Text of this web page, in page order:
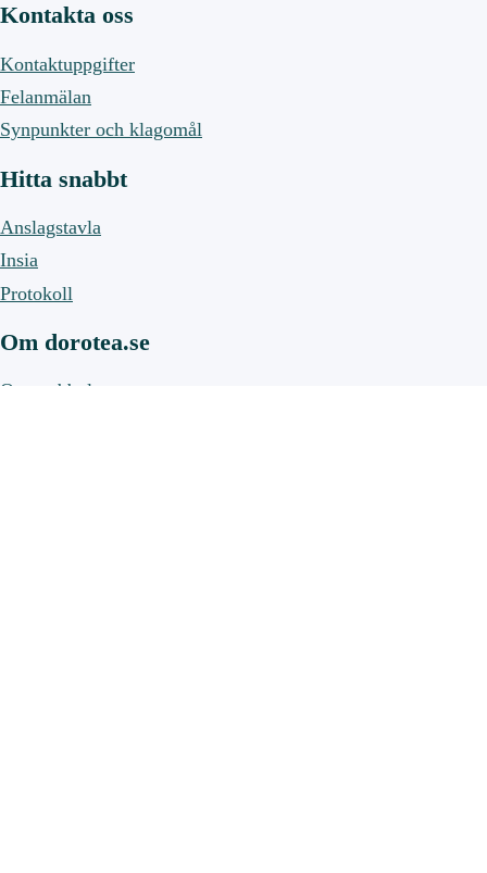
Kontakta oss
Kontaktuppgifter
Felanmälan
Synpunkter och klagomål
Hitta snabbt
Anslagstavla
Insia
Protokoll
Om dorotea.se
Om webbplatsen